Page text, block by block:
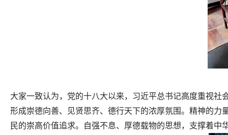
大家一致认为，党的十八大以来，习近平总书记高度重视
形成崇德向善、见贤思齐、德行天下的浓厚氛围。精神的
民的崇高价值追求。自强不息、厚德载物的思想，支撑着